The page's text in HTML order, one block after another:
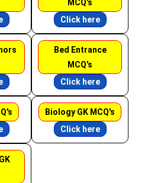
MCQ's
Click here
Bed Entrance
MCQ's
Click here
Biology GK MCQ's
Click here